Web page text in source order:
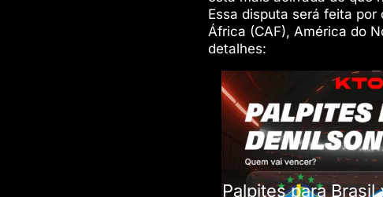
Essa disputa será feita por
África (CAF), América do
detalhes:
Palpites para Brasil